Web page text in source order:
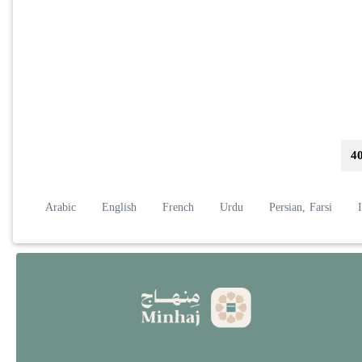
الصفحة الحاليّة
40
Arabic English French Urdu Persian, Farsi